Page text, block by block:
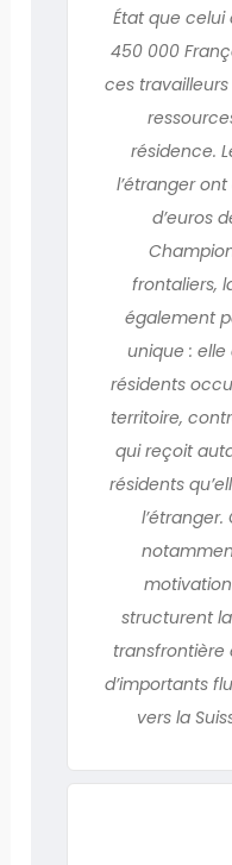
État que
450 000
ces
résidence.
l’étranger
d’euros
frontaliers,
également
unique :
résidents
territoire,
qui reçoit
résidents
structurent
transfrontière
d’importants
vers la